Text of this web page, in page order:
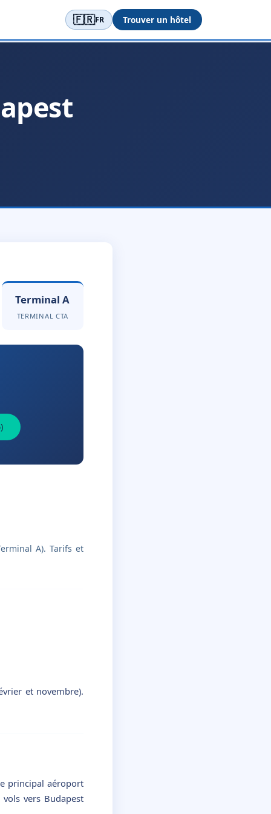
🇫🇷FR Trouver un hôtel
Terminal A
TERMINAL CTA
A). Tarifs et
et novembre).
principal aéroport
vers Budapest